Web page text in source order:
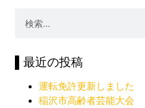
▌最近の投稿
運転免許更新しました
稲沢市高齢者芸能大会